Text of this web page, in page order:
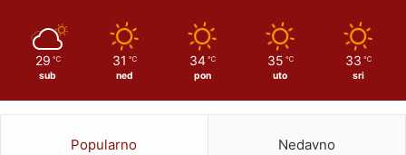
29 ℃
sub
31 ℃
ned
34 ℃
pon
35 ℃
uto
33 ℃
sri
Popularno Nedavno